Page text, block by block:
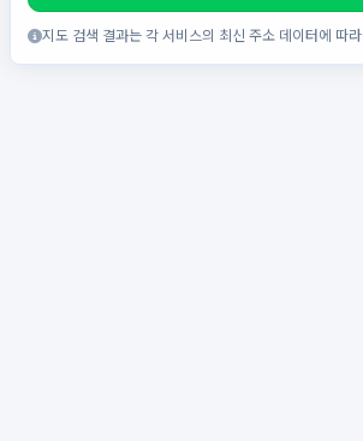
지도 검색 결과는 각 서비스의 최신 주소 데이터에 따